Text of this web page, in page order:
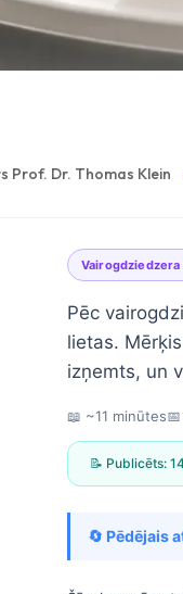
Prof. Dr. Thomas Klein
Pēc
lietas.
izņemts, un
📖 ~11 minūtes📅
📝 Publicēts:
🔄 Pēdējais